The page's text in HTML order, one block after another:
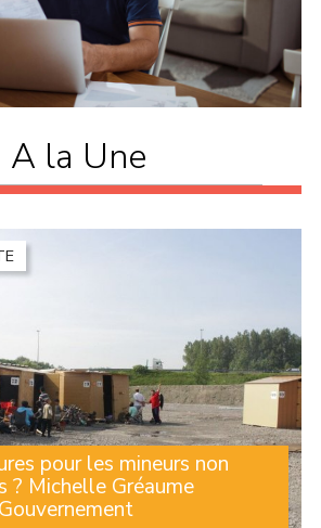
A la Une
pour les mineurs non
? Michelle Gréaume